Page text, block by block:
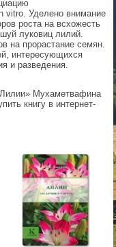
vitro. Уделено внимание
роста на всхожесть
луковиц лилий.
на прорастание семян.
интересующихся
и разведения.
Мухаметвафина
книгу в интернет-